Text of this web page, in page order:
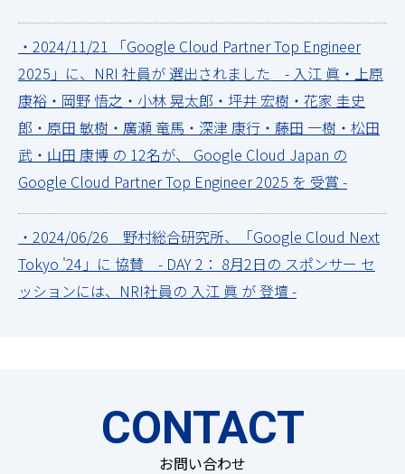
・2024/11/21 「Google Cloud Partner Top Engineer
2025」に、NRI 社員が 選出されました - 入江 眞・上原
康裕・岡野 悟之・小林 晃太郎・坪井 宏樹・花家 圭史
郎・原田 敏樹・廣瀬 竜馬・深津 康行・藤田 一樹・松田
武・山田 康博 の 12名が、 Google Cloud Japan の
Google Cloud Partner Top Engineer 2025 を 受賞 -
・2024/06/26 野村総合研究所、「Google Cloud Next
Tokyo '24」に 協賛 - DAY 2： 8月2日の スポンサー セ
ッションには、NRI社員の 入江 眞 が 登壇 -
CONTACT
お問い合わせ